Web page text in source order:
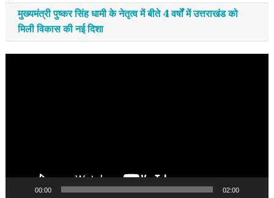
मुख्यमंत्री पुष्कर सिंह धामी के नेतृत्व में बीते 4 वर्षों में उत्तराखंड को
मिली विकास की नई दिशा
00:00 02:00